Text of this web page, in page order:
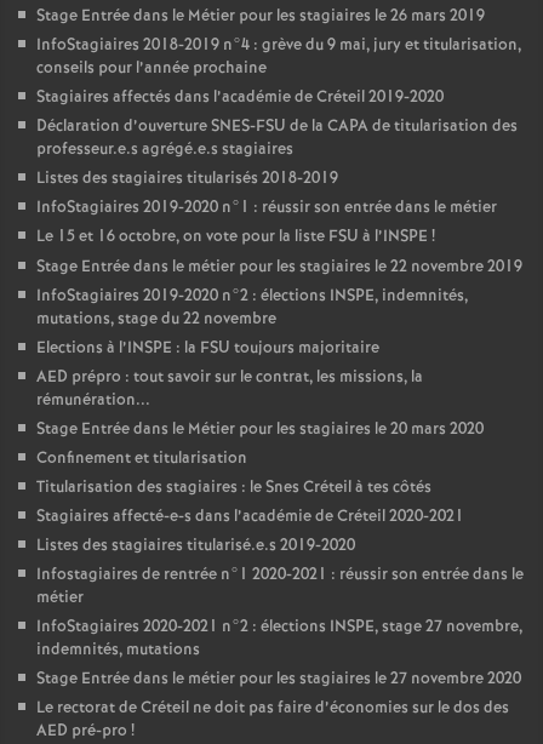
Stage Entrée dans le Métier pour les stagiaires le 26 mars 2019
InfoStagiaires 2018-2019 n°4 : grève du 9 mai, jury et titularisation,
conseils pour l’année prochaine
Stagiaires affectés dans l’académie de Créteil 2019-2020
Déclaration d’ouvertureSNES-FSU de la CAPAde titularisation des
professeur.e.s agrégé.e.s stagiaires
Listes des stagiaires titularisés 2018-2019
InfoStagiaires 2019-2020 n°1 : réussir son entrée dans le métier
Le 15 et 16 octobre, on vote pour la liste FSU à l’INSPE !
Stage Entrée dans le métier pour les stagiaires le 22 novembre 2019
InfoStagiaires 2019-2020 n°2 : élections INSPE, indemnités,
mutations, stage du 22 novembre
Elections à l’INSPE : la FSU toujours majoritaire
AED prépro : tout savoir sur le contrat, les missions, la
rémunération...
Stage Entrée dans le Métier pour les stagiaires le 20 mars 2020
Confinement et titularisation
Titularisation des stagiaires : le Snes Créteil à tes côtés
Stagiaires affecté-e-s dans l’académie de Créteil 2020-2021
Listes des stagiaires titularisé.e.s 2019-2020
Infostagiaires de rentrée n°1 2020-2021 : réussir son entrée dans le
métier
InfoStagiaires 2020-2021 n°2 : élections INSPE, stage 27 novembre,
indemnités, mutations
Stage Entrée dans le métier pour les stagiaires le 27 novembre 2020
Le rectorat de Créteil ne doit pas faire d’économies sur le dos des
AED pré-pro !